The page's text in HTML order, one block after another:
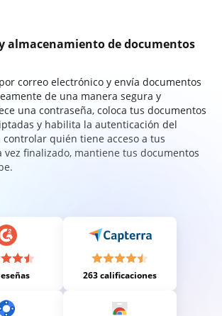
almacenamiento de documentos
correo electrónico y envía documentos
de una manera segura y
una contraseña, coloca tus documentos
y habilita la autenticación del
quién tiene acceso a tus
vez finalizado, mantiene tus documentos
263 calificaciones